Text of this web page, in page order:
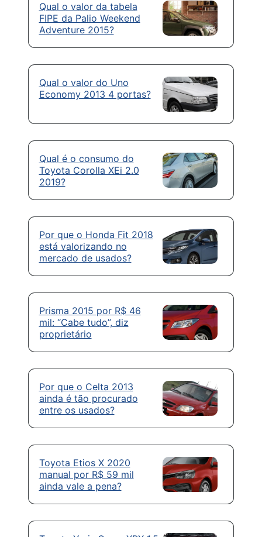
Qual o valor da tabela
FIPE da Palio Weekend
Adventure 2015?
Qual o valor do Uno
Economy 2013 4 portas?
Qual é o consumo do
Toyota Corolla XEi 2.0
2019?
Por que o Honda Fit 2018
está valorizando no
mercado de usados?
Prisma 2015 por R$ 46
mil: “Cabe tudo”, diz
proprietário
Por que o Celta 2013
ainda é tão procurado
entre os usados?
Toyota Etios X 2020
manual por R$ 59 mil
ainda vale a pena?